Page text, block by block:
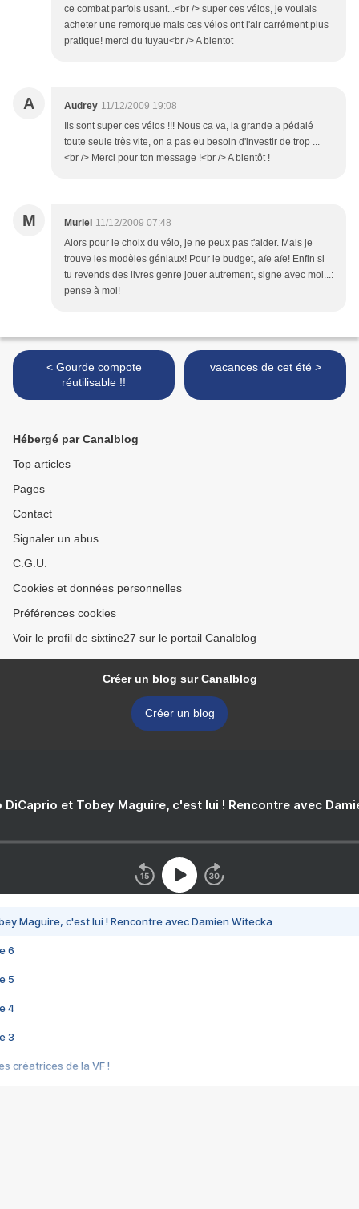
ce combat parfois usant...<br /> super ces vélos, je voulais
acheter une remorque mais ces vélos ont l'air carrément plus
pratique! merci du tuyau<br /> A bientot
A Audrey 11/12/2009 19:08
Ils sont super ces vélos !!! Nous ca va, la grande a pédalé
toute seule très vite, on a pas eu besoin d'investir de trop ...
<br /> Merci pour ton message !<br /> A bientôt !
M Muriel 11/12/2009 07:48
Alors pour le choix du vélo, je ne peux pas t'aider. Mais je
trouve les modèles géniaux! Pour le budget, aïe aïe! Enfin si
tu revends des livres genre jouer autrement, signe avec moi...:
pense à moi!
< Gourde compote
réutilisable !!
vacances de cet été >
Hébergé par Canalblog
Top articles
Pages
Contact
Signaler un abus
C.G.U.
Cookies et données personnelles
Préférences cookies
Voir le profil de sixtine27 sur le portail Canalblog
Créer un blog sur Canalblog
Créer un blog
DiCaprio et Tobey Maguire, c'est lui ! Rencontre avec
Maguire, c'est lui ! Rencontre avec Damien Witecka
6
5
4
3
créatrices de la VF !